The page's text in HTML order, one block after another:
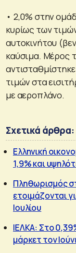
• 2,0% στην
κυρίως των
αυτοκινήτου
καύσιμα. Μέρος
τιμών στα
με αεροπλάνο.
Σχετικά άρθρα:
Ελληνική
1,9% και
Πληθωρισμός
ετοιμάζονται
Ιουλίου
ΙΕΛΚΑ: Στο
μάρκετ τον